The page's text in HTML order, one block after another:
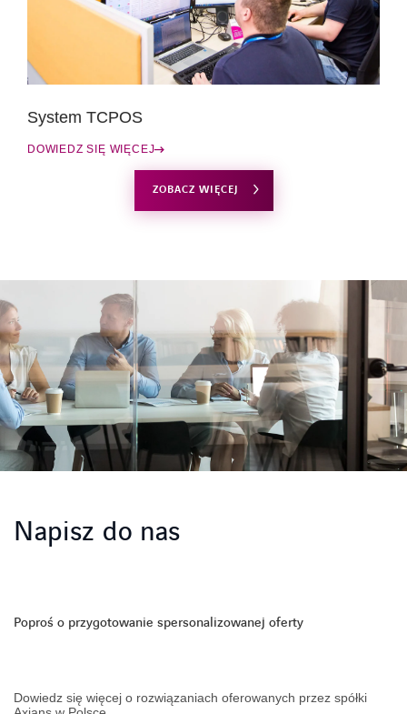
System TCPOS
DOWIEDZ SIĘ WIĘCEJ
ZOBACZ WIĘCEJ
Napisz do nas
Poproś o przygotowanie spersonalizowanej oferty